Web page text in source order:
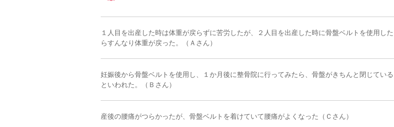
１人目を出産した時は体重が戻らずに苦労したが、２人目を出産した時に骨盤ベルトを使用した
らすんなり体重が戻った。（Ａさん）
妊娠後から骨盤ベルトを使用し、１か月後に整骨院に行ってみたら、骨盤がきちんと閉じている
といわれた。（Ｂさん）
産後の腰痛がつらかったが、骨盤ベルトを着けていて腰痛がよくなった（Ｃさん）